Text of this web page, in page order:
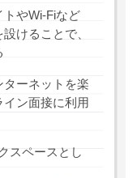
トやWi-Fiなど
けることで、
ターネットを楽
ン面接に利用
スペースとし